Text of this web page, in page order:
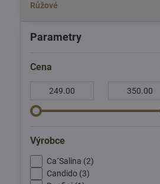
Parametry
Cena
Výrobce
Ca´Salina (2)
Candido (3)
Růžové